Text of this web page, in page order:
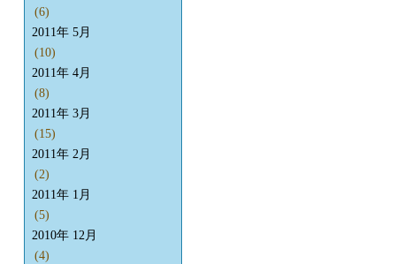
(6)
2011年 5月
(10)
2011年 4月
(8)
2011年 3月
(15)
2011年 2月
(2)
2011年 1月
(5)
2010年 12月
(4)